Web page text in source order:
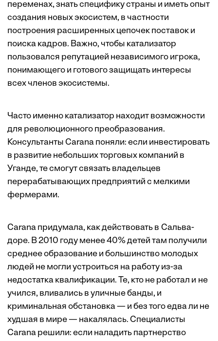
переменах, знать специфику страны и иметь опыт
создания новых экосистем, в частности
построения расширенных цепочек поставок и
поиска кадров. Важно, чтобы катализатор
пользовался репутацией независимого игрока,
понимающего и готового защищать интересы
всех членов экосистемы.
Часто именно катализатор находит возможности
для революционного преобразования.
Консультанты Carana поняли: если инвестировать
в развитие небольших торговых компаний в
Уганде, те смогут связать владельцев
перерабатывающих предприятий с мелкими
фермерами.
Carana придумала, как действовать в Сальва­
доре. В 2010 году менее 40% детей там получили
среднее образование и большинство молодых
людей не могли устроиться на работу из-за
недостатка квалификации. Те, кто не работал и не
учился, вливались в уличные банды, и
криминальная обстановка — и без того едва ли не
худшая в мире — накалялась. Специалисты
Carana решили: если наладить партнерство